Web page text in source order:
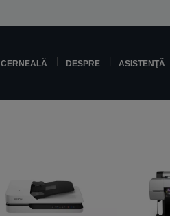
CERNEALĂ DESPRE ASISTENŢĂ